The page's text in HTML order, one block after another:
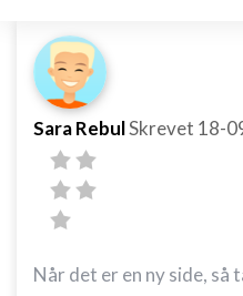
Sara RebulSkrevet 18-
Når det er en ny side, så
enhed
Bruge begrænsede
annoncering
Oprette profiler til tilpasset
Bruge profiler til at vælge
annoncering